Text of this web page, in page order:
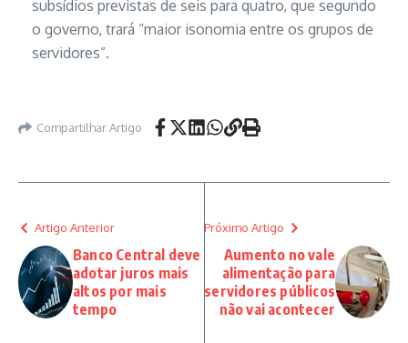
subsídios previstas de seis para quatro, que segundo
o governo, trará “maior isonomia entre os grupos de
servidores”.
Compartilhar Artigo
Artigo Anterior
Banco Central deve
adotar juros mais
altos por mais
tempo
Próximo Artigo
Aumento no vale
alimentação para
servidores públicos
não vai acontecer